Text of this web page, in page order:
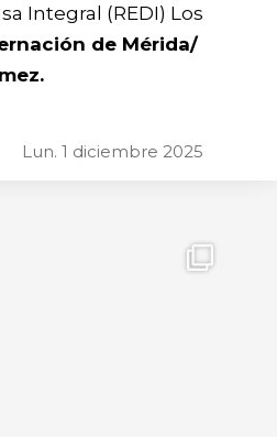
Integral (REDI) Los
de Mérida/
Lun. 1 diciembre 2025